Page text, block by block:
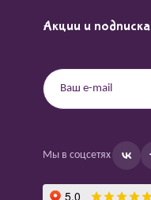
Акции и подписка
Мы в соцсетях